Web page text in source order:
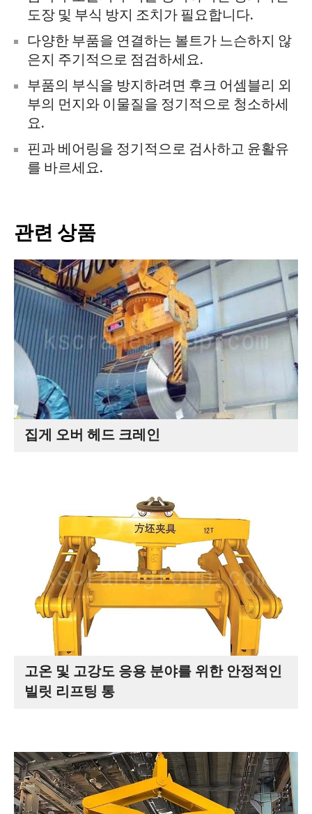
도장 및 부식 방지 조치가 필요합니다.
다양한 부품을 연결하는 볼트가 느슨하지 않
은지 주기적으로 점검하세요.
부품의 부식을 방지하려면 후크 어셈블리 외
부의 먼지와 이물질을 정기적으로 청소하세
요.
핀과 베어링을 정기적으로 검사하고 윤활유
를 바르세요.
관련 상품
집게 오버 헤드 크레인
고온 및 고강도 응용 분야를 위한 안정적인
빌릿 리프팅 통